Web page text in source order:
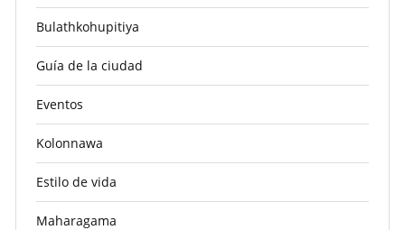
Bulathkohupitiya
Guía de la ciudad
Eventos
Kolonnawa
Estilo de vida
Maharagama